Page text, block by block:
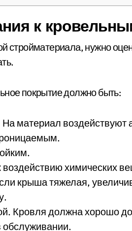
к
стройматериала, нужно
покрытие должно быть:
материал воздействуют
воздействию химических
крыша тяжелая,
Кровля должна хорошо
обслуживании.